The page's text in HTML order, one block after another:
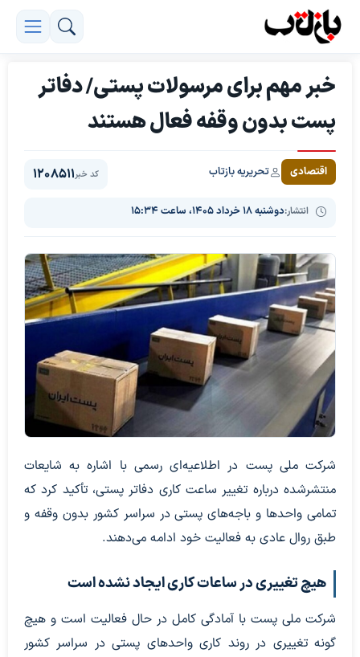
خبر مهم برای مرسولات پستی/ دفاتر
پست بدون وقفه فعال هستند
اقتصادی تحریریه بازتاب
انتشار:دوشنبه ۱۸ خرداد ۱۴۰۵، ساعت ۱۵:۳۴
کد خبر1208511
شرکت ملی پست در اطلاعیه‌ای رسمی با اشاره به شایعات
منتشرشده درباره تغییر ساعت کاری دفاتر پستی، تأکید کرد که
تمامی واحدها و باجه‌های پستی در سراسر کشور بدون وقفه و
طبق روال عادی به فعالیت خود ادامه می‌دهند.
هیچ تغییری در ساعات کاری ایجاد نشده است
شرکت ملی پست با آمادگی کامل در حال فعالیت است و هیچ
گونه تغییری در روند کاری واحدهای پستی در سراسر کشور